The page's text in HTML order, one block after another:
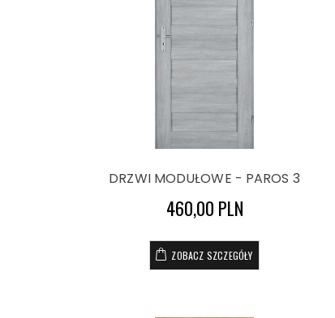
DRZWI MODUŁOWE - PAROS 3
460,00 PLN
ZOBACZ SZCZEGÓŁY